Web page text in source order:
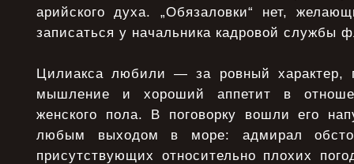
арийского духа. „Обязаловки“ нет,
записаться у начальника кадровой службы
Цилиакса любили — за ровный характер,
мышление и хороший аппетит в
женского пола. В поговорку вошли его
любым выходом в море: адмирал
присутствующих относительно плохих